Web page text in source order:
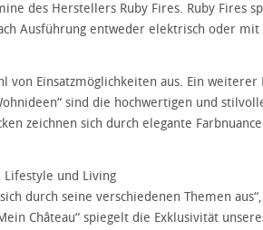
des Herstellers Ruby Fires. Ruby Fires
Ausführung entweder elektrisch oder
von Einsatzmöglichkeiten aus. Ein weiterer
sind die hochwertigen und
zeichnen sich durch elegante
Lifestyle und Living
durch seine verschiedenen Themen
Château“ spiegelt die Exklusivität